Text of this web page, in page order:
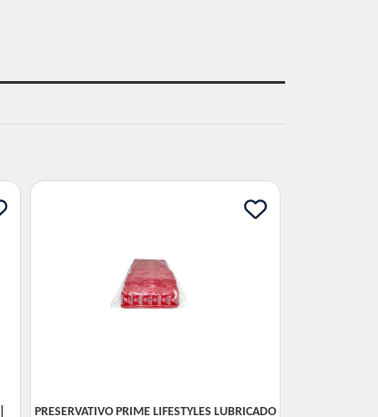
PRESERVATIVO PRIME LIFESTYLES LUBRICADO